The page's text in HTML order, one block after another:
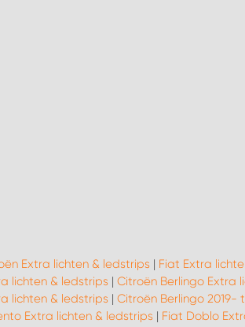
Extra lichten & ledstrips | Fiat Extra
lichten & ledstrips | Citroën Berlingo Extra
lichten & ledstrips | Citroën Berlingo 2019-
Extra lichten & ledstrips | Fiat Doblo